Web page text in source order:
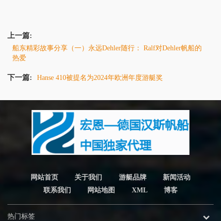
上一篇:
船东精彩故事分享（一）永远Dehler随行： Ralf对Dehler帆船的
热爱
下一篇: Hanse 410被提名为2024年欧洲年度游艇奖
网站首页 关于我们 游艇品牌
新闻活动
联系我们
网站地图 XML 博客
热门标签